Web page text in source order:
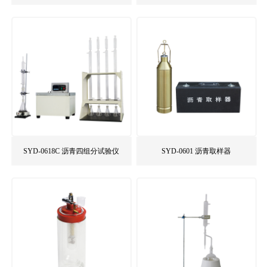
SYD-0618C 沥青四组分试验仪 SYD-0601 沥青取样器